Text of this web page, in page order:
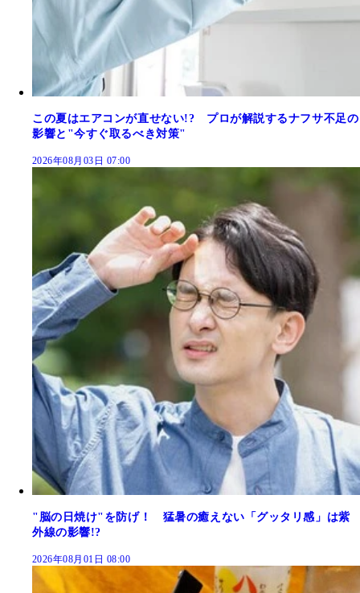
この夏はエアコンが直せない!? プロが解説するナフサ不足の
影響と"今すぐ取るべき対策"
2026年08月03日 07:00
"脳の日焼け"を防げ！ 猛暑の癒えない「グッタリ感」は紫
外線の影響!?
2026年08月01日 08:00